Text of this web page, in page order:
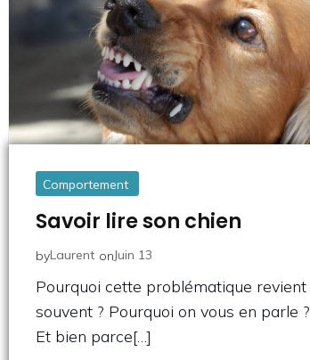
Comportement
Savoir lire son chien
byLaurent onJuin 13
Pourquoi cette problématique revient
souvent ? Pourquoi on vous en parle ?
Et bien parce[…]